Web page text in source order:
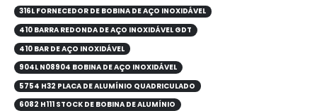
316L FORNECEDOR DE BOBINA DE AÇO INOXIDÁVEL
410 BARRA REDONDA DE AÇO INOXIDÁVEL GDT
410 BAR DE AÇO INOXIDÁVEL
904L N08904 BOBINA DE AÇO INOXIDÁVEL
5754 H32 PLACA DE ALUMÍNIO QUADRICULADO
6082 H111 STOCK DE BOBINA DE ALUMÍNIO